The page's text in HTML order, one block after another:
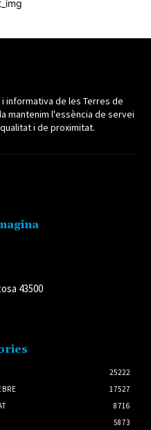
informativa de les Terres de
mantenim l'essència de servei
i de proximitat.
43500
25222
17527
8716
5873